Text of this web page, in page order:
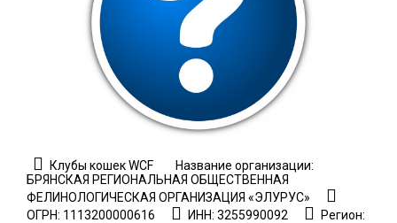
Клубы кошек WCF
Название организации:
БРЯНСКАЯ РЕГИОНАЛЬНАЯ ОБЩЕСТВЕННАЯ
ФЕЛИНОЛОГИЧЕСКАЯ ОРГАНИЗАЦИЯ «ЭЛУРУС»
ОГРН: 1113200000616
ИНН: 3255990092
Регион: